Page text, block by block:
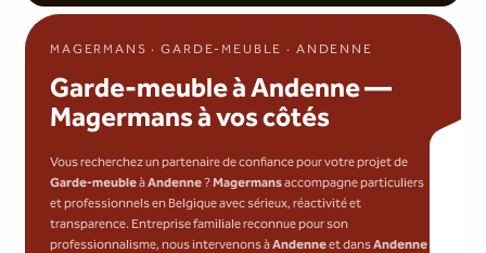
MAGERMANS · GARDE-MEUBLE · ANDENNE
Garde-meuble à Andenne —
Magermans à vos côtés
Vous recherchez un partenaire de confiance pour votre projet de
Garde-meubleàAndenne ?Magermansaccompagne particuliers
et professionnels en Belgique avec sérieux, réactivité et
transparence. Entreprise familiale reconnue pour son
professionnalisme, nous intervenons àAndenneet dansAndenne